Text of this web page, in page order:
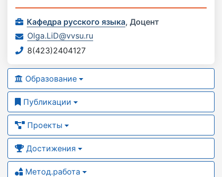
Кафедра русского языка, Доцент
Olga.LiD@vvsu.ru
8(423)2404127
Образование
Публикации
Проекты
Достижения
Метод.работа